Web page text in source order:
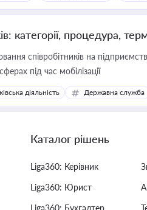
категорії, процедура,
співробітників на
під час мобілізації
діяльність Державна служба
Каталог рішень
Liga360: Керівник
Liga360: Юрист
Liga360: Бухгалтер